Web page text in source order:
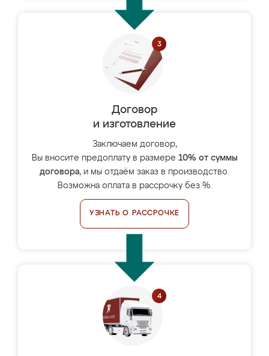
Договор
и изготовление
Заключаем договор,
Вы вносите предоплату в размере 10% от суммы
договора, и мы отдаём заказ в производство.
Возможна оплата в рассрочку без %.
УЗНАТЬ О РАССРОЧКЕ